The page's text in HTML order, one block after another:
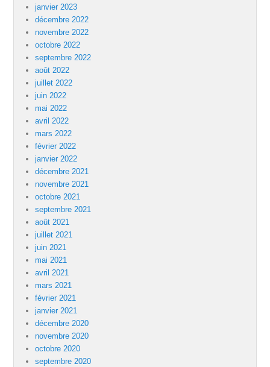
janvier 2023
décembre 2022
novembre 2022
octobre 2022
septembre 2022
août 2022
juillet 2022
juin 2022
mai 2022
avril 2022
mars 2022
février 2022
janvier 2022
décembre 2021
novembre 2021
octobre 2021
septembre 2021
août 2021
juillet 2021
juin 2021
mai 2021
avril 2021
mars 2021
février 2021
janvier 2021
décembre 2020
novembre 2020
octobre 2020
septembre 2020